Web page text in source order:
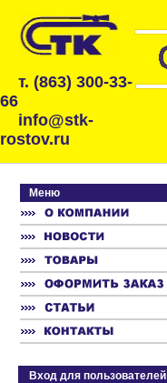
т. (863) 300-33-
66
info@stk-
rostov.ru
Меню
Вход для пользователей